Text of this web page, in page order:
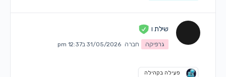
שילת ו
גרפיקה חברה 31/05/2026 ב12:37 pm
פעילה בקהילה